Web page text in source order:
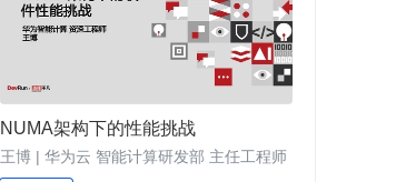
NUMA架构下的性能挑战
王博 | 华为云 智能计算研发部 主任工程师